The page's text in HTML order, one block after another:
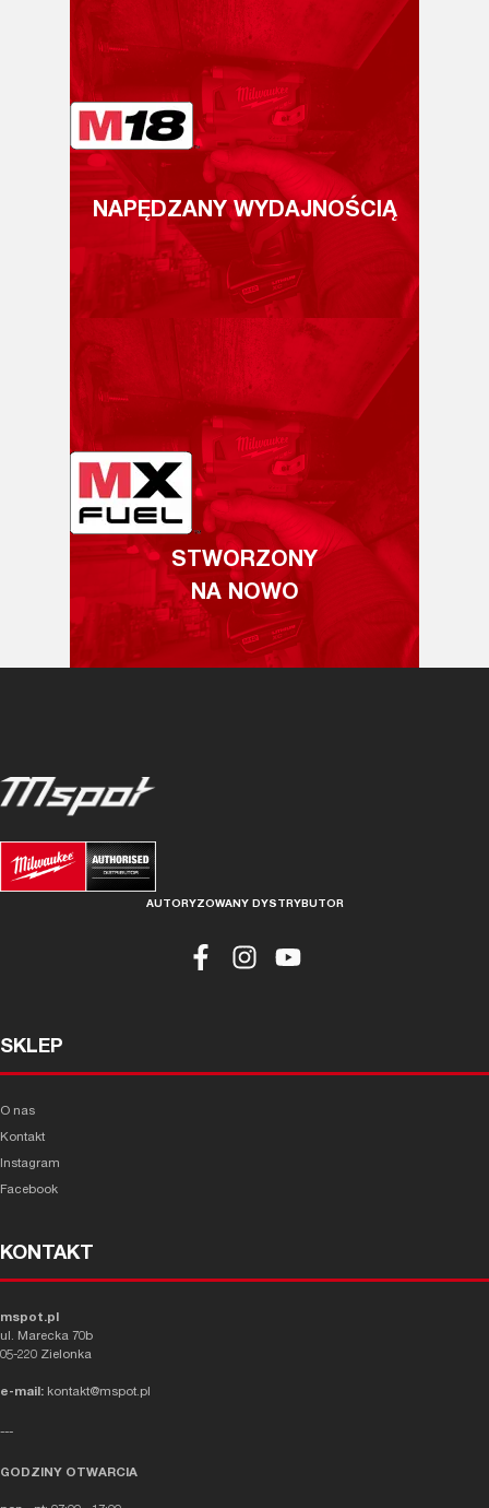
NAPĘDZANY WYDAJNOŚCIĄ
STWORZONY
NA NOWO
AUTORYZOWANY DYSTRYBUTOR
SKLEP
O nas
Kontakt
Instagram
Facebook
KONTAKT
mspot.pl
ul. Marecka 70b
05-220 Zielonka
e-mail: kontakt@mspot.pl
---
GODZINY OTWARCIA